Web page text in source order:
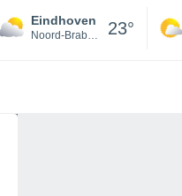
Eindhoven
Noord-Brabant 23°